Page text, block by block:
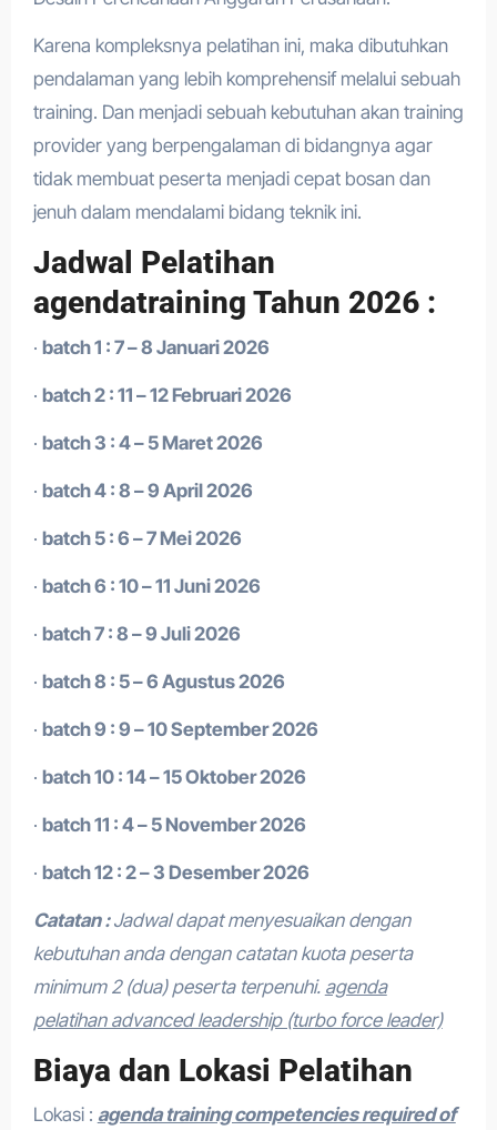
Karena kompleksnya pelatihan ini, maka dibutuhkan
pendalaman yang lebih komprehensif melalui sebuah
training. Dan menjadi sebuah kebutuhan akan training
provider yang berpengalaman di bidangnya agar
tidak membuat peserta menjadi cepat bosan dan
jenuh dalam mendalami bidang teknik ini.
Jadwal Pelatihan
agendatraining Tahun 2026 :
· batch 1 : 7 – 8 Januari 2026
· batch 2 : 11 – 12 Februari 2026
· batch 3 : 4 – 5 Maret 2026
· batch 4 : 8 – 9 April 2026
· batch 5 : 6 – 7 Mei 2026
· batch 6 : 10 – 11 Juni 2026
· batch 7 : 8 – 9 Juli 2026
· batch 8 : 5 – 6 Agustus 2026
· batch 9 : 9 – 10 September 2026
· batch 10 : 14 – 15 Oktober 2026
· batch 11 : 4 – 5 November 2026
· batch 12 : 2 – 3 Desember 2026
Catatan :Jadwal dapat menyesuaikan dengan
kebutuhan anda dengan catatan kuota peserta
minimum 2 (dua) peserta terpenuhi. agenda
pelatihan advanced leadership (turbo force leader)
Biaya dan Lokasi Pelatihan
Lokasi : agenda training competencies required of